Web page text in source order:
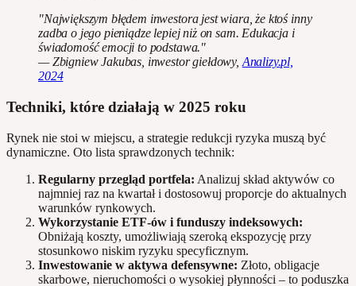
"Największym błędem inwestora jest wiara, że ktoś inny
zadba o jego pieniądze lepiej niż on sam. Edukacja i
świadomość emocji to podstawa."
— Zbigniew Jakubas, inwestor giełdowy, Analizy.pl,
2024
Techniki, które działają w 2025 roku
Rynek nie stoi w miejscu, a strategie redukcji ryzyka muszą być
dynamiczne. Oto lista sprawdzonych technik:
Regularny przegląd portfela: Analizuj skład aktywów co
najmniej raz na kwartał i dostosowuj proporcje do aktualnych
warunków rynkowych.
Wykorzystanie ETF-ów i funduszy indeksowych:
Obniżają koszty, umożliwiają szeroką ekspozycję przy
stosunkowo niskim ryzyku specyficznym.
Inwestowanie w aktywa defensywne: Złoto, obligacje
skarbowe, nieruchomości o wysokiej płynności – to poduszka